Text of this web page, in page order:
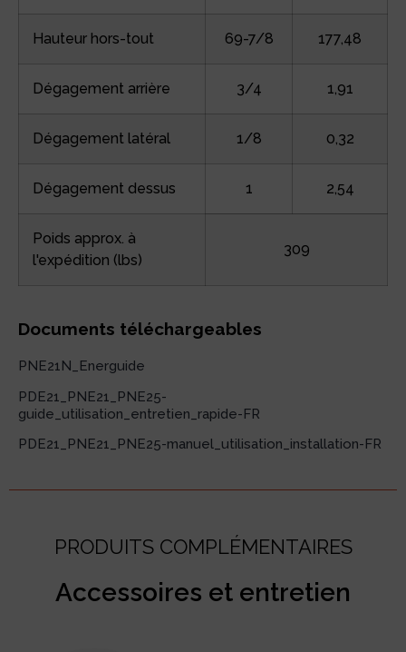
Hauteur hors-tout 69-7/8 177,48
Dégagement arrière 3/4 1,91
Dégagement latéral 1/8 0,32
Dégagement dessus 1 2,54
Poids approx. à
l'expédition (lbs)
309
Documents téléchargeables
PNE21N_Energuide
PDE21_PNE21_PNE25-
guide_utilisation_entretien_rapide-FR
PDE21_PNE21_PNE25-manuel_utilisation_installation-FR
PRODUITS COMPLÉMENTAIRES
Accessoires et entretien